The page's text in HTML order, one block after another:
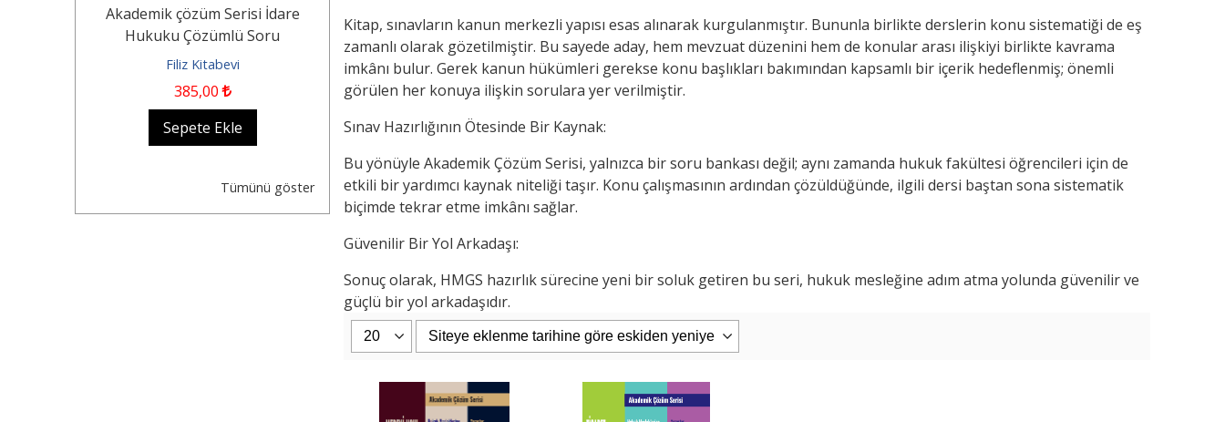
Akademik çözüm Serisi İdare
Hukuku Çözümlü Soru
Bankası Hukuk...
Filiz Kitabevi
385,00
Sepete Ekle
Borçlar Hukuku Genel Bölüm...
Filiz Kitabevi
1.250,00 1.187,50
Sepete Ekle
Filiz Kitabevi
2.400,00 2.280
Beta Basım Yayın
Dönüşüm Hukuku 1 Temmuz
2026 Tarihli Planlı...
Seçkin Yayıncılık
Tümünü göster
Kitap, sınavların kanun merkezli yapısı esas alınarak kurgulanmıştır. Bununla birlikte derslerin konu sistematiği de eş
zamanlı olarak gözetilmiştir. Bu sayede aday, hem mevzuat düzenini hem de konular arası ilişkiyi birlikte kavrama
imkânı bulur. Gerek kanun hükümleri gerekse konu başlıkları bakımından kapsamlı bir içerik hedeflenmiş; önemli
görülen her konuya ilişkin sorulara yer verilmiştir.
Sınav Hazırlığının Ötesinde Bir Kaynak:
Bu yönüyle Akademik Çözüm Serisi, yalnızca bir soru bankası değil; aynı zamanda hukuk fakültesi öğrencileri için de
etkili bir yardımcı kaynak niteliği taşır. Konu çalışmasının ardından çözüldüğünde, ilgili dersi baştan sona sistematik
biçimde tekrar etme imkânı sağlar.
Güvenilir Bir Yol Arkadaşı:
Sonuç olarak, HMGS hazırlık sürecine yeni bir soluk getiren bu seri, hukuk mesleğine adım atma yolunda güvenilir ve
güçlü bir yol arkadaşıdır.